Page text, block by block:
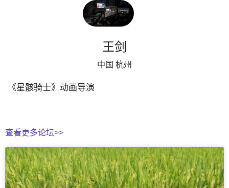
王剑
中国 杭州
《星骸骑士》动画导演
查看更多论坛>>